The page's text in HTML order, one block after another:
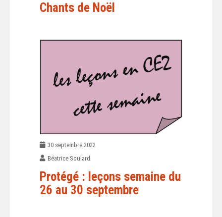
Chants de Noël
30 septembre 2022
Béatrice Soulard
Protégé : leçons semaine du
26 au 30 septembre